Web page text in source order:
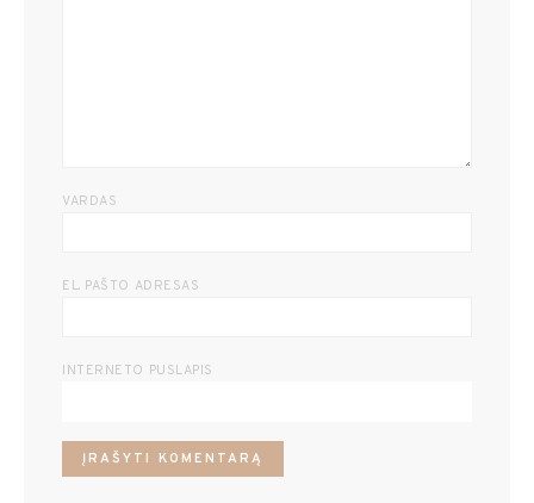
VARDAS
EL. PAŠTO ADRESAS
INTERNETO PUSLAPIS